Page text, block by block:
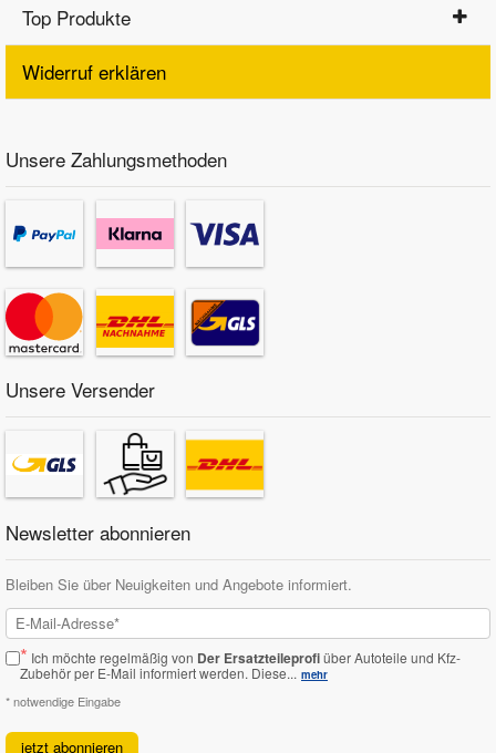
Top Produkte
Widerruf erklären
Unsere Zahlungsmethoden
Unsere Versender
Newsletter abonnieren
Bleiben Sie über Neuigkeiten und Angebote informiert.
* Ich möchte regelmäßig von Der Ersatzteileprofiüber Autoteile und Kfz-
Zubehör per E-Mail informiert werden. Diese... mehr
* notwendige Eingabe
jetzt abonnieren